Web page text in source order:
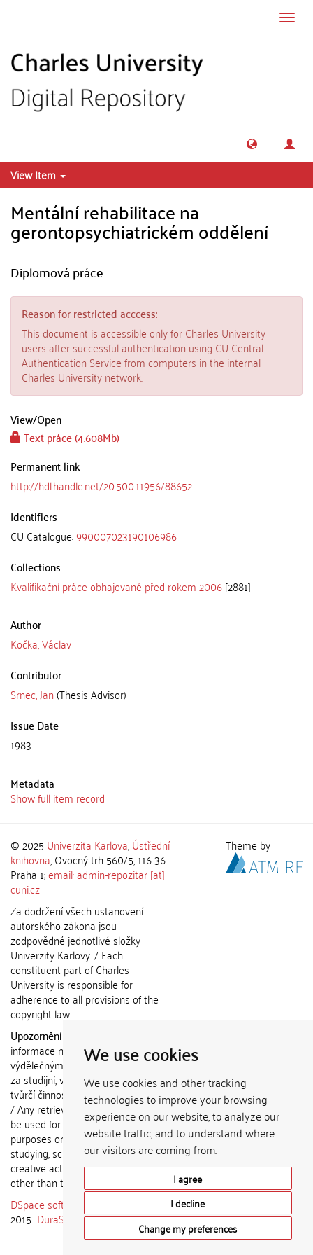
We use cookies
We use cookies and other tracking
technologies to improve your browsing
experience on our website, to analyze our
website traffic, and to understand where
our visitors are coming from.
I agree
I decline
Change my preferences
View Item
Mentální rehabilitace na
gerontopsychiatrickém oddělení
Diplomová práce
Reason for restricted acccess:
This document is accessible only for Charles University
users after successful authentication using CU Central
Authentication Service from computers in the internal
Charles University network.
View/Open
Text práce (4.608Mb)
Permanent link
http://hdl.handle.net/20.500.11956/88652
Identifiers
CU Catalogue:990007023190106986
Collections
Kvalifikační práce obhajované před rokem 2006[2881]
Author
Kočka, Václav
Contributor
Srnec, Jan(Thesis Advisor)
Issue Date
1983
Metadata
Show full item record
© 2025 Univerzita Karlova,Ústřední
knihovna, Ovocný trh 560/5, 116 36
Praha 1;email: admin-repozitar [at]
cuni.cz
Za dodržení všech ustanovení
autorského zákona jsou
zodpovědné jednotlivé složky
Univerzity Karlovy. / Each
constituent part of Charles
University is responsible for
adherence to all provisions of the
copyright law.
Upozornění / Notice:
informace nemohou být použity k
výdělečným účelům nebo vydávány
za studijní, vědeckou nebo jinou
tvůrčí činnost jiné osoby než autora.
/ Any retrieved information shall not
be used for any commercial
purposes or claimed as results of
studying, scientific or any other
creative activities of any person
other than the author.
DSpace software
2015 DuraSpace
Theme by